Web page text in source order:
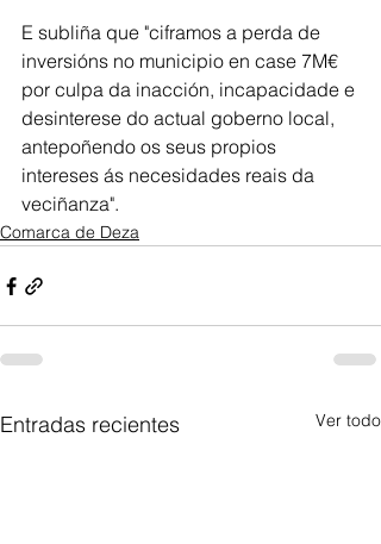
E subliña que "ciframos a perda de
inversións no municipio en case 7M€
por culpa da inacción, incapacidade e
desinterese do actual goberno local,
antepoñendo os seus propios
intereses ás necesidades reais da
veciñanza".
Comarca de Deza
Entradas recientes Ver todo